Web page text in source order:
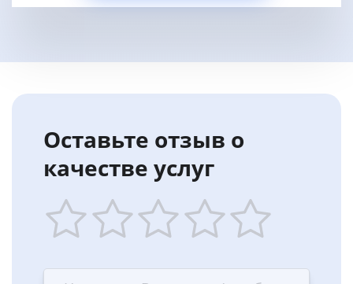
Оставьте отзыв о
качестве услуг
star
stars
stars
stars
stars